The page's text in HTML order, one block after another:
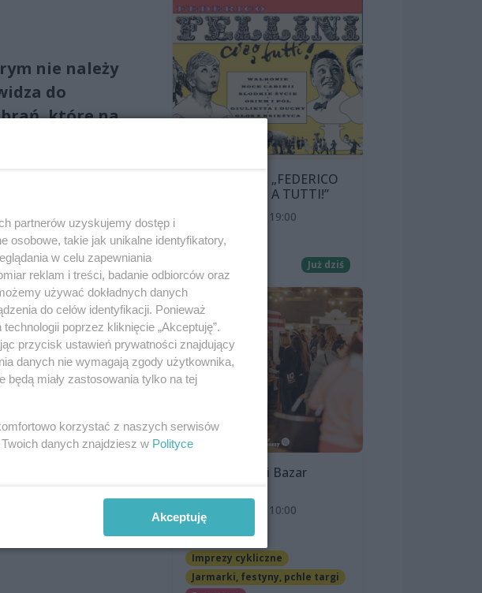
nie należy
do
które na
Czy buty stukają? I
aktywne
wejściem do sali
PRZEGLĄD „FEDERICO
FELLINI: CIAO A TUTTI!”
8 sierpnia 2026, 19:00
Kino Pionier
Już dziś
Szczeciński Bazar
9 sierpnia 2026, 10:00
OFF Marina
Imprezy cykliczne
Jarmarki, festyny, pchle targi
partnerów uzyskujemy dostęp i
osobowe, takie jak unikalne identyfikatory,
w celu zapewniania
reklam i treści, badanie odbiorców oraz
używać dokładnych danych
do celów identyfikacji. Ponieważ
poprzez kliknięcie „Akceptuję”.
przycisk ustawień prywatności znajdujący
danych nie wymagają zgody użytkownika,
miały zastosowania tylko na tej
korzystać z naszych serwisów
danych znajdziesz w Polityce
Akceptuję